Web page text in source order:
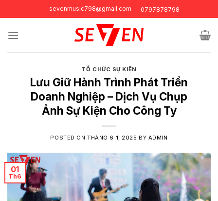
to
content
sevenmusic798@gmail.com 0797878798
TỔ CHỨC SỰ KIỆN
Lưu Giữ Hành Trình Phát Triển
Doanh Nghiệp – Dịch Vụ Chụp
Ảnh Sự Kiện Cho Công Ty
POSTED ONTHÁNG 6 1, 2025 BY ADMIN
01
Th6